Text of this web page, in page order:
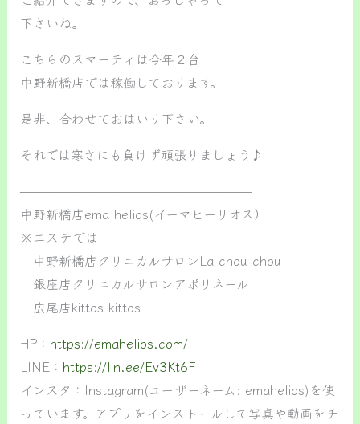
下さいね。
こちらのスマーティは今年２台
中野新橋店では稼働しております。
是非、合わせておはいり下さい。
それでは寒さにも負けず頑張りましょう♪
——————————————————
中野新橋店ema helios(イーマヒーリオス）
※エステでは
中野新橋店クリニカルサロンLa chou chou
銀座店クリニカルサロンアポリネール
広尾店kittos kittos
HP： https://emahelios.com/
LINE： https://lin.ee/Ev3Kt6F
インスタ：Instagram(ユーザーネーム: emahelios)を使
っています。アプリをインストールして写真や動画をチ